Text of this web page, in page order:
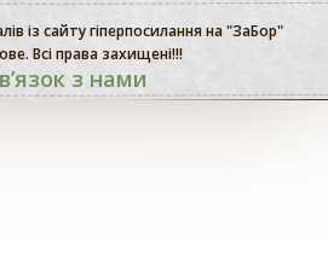
із сайту гіперпосилання на "ЗаБор"
Всі права захищені!!!
з нами